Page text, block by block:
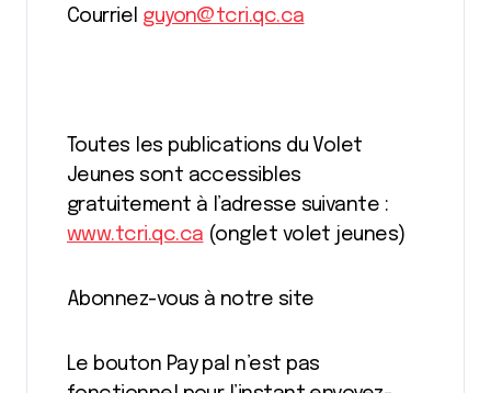
Courriel guyon@tcri.qc.ca
Toutes les publications du Volet
Jeunes sont accessibles
gratuitement à l’adresse suivante :
www.tcri.qc.ca (onglet volet jeunes)
Abonnez-vous à notre site
Le bouton Pay pal n’est pas